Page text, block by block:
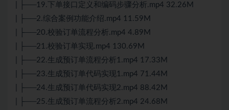
| ├──19.下单接口定义和编码步骤分析.mp4 32.26M
| ├──2.综合案例功能介绍.mp4 11.59M
| ├──20.校验订单流程分析.mp4 4.89M
| ├──21.校验订单实现.mp4 130.69M
| ├──22.生成预订单流程分析1.mp4 17.33M
| ├──23.生成预订单代码实现1.mp4 71.44M
| ├──24.生成预订单代码实现2.mp4 88.42M
| ├──25.生成预订单流程分析2.mp4 24.68M